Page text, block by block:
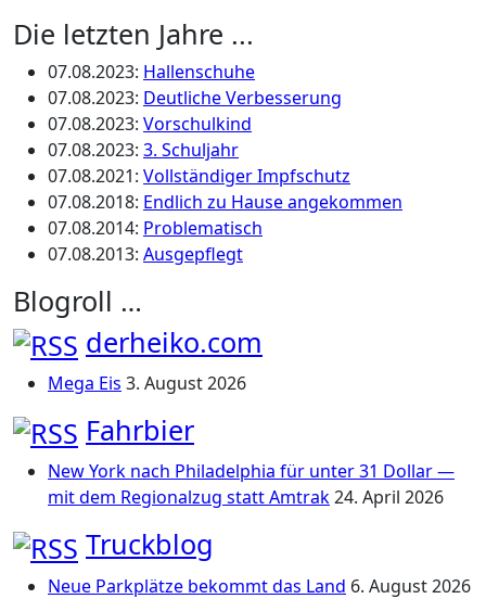
Die letzten Jahre ...
07.08.2023: Hallenschuhe
07.08.2023: Deutliche Verbesserung
07.08.2023: Vorschulkind
07.08.2023: 3. Schuljahr
07.08.2021: Vollständiger Impfschutz
07.08.2018: Endlich zu Hause angekommen
07.08.2014: Problematisch
07.08.2013: Ausgepflegt
Blogroll …
derheiko.com
Mega Eis 3. August 2026
Fahrbier
New York nach Philadelphia für unter 31 Dollar —
mit dem Regionalzug statt Amtrak24. April 2026
Truckblog
Neue Parkplätze bekommt das Land 6. August 2026